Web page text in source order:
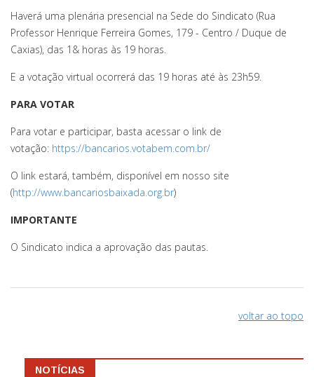
Haverá uma plenária presencial na Sede do Sindicato (Rua
Professor Henrique Ferreira Gomes, 179 - Centro / Duque de
Caxias), das 1& horas às 19 horas.
E a votação virtual ocorrerá das 19 horas até às 23h59.
PARA VOTAR
Para votar e participar, basta acessar o link de
votação: https://bancarios.votabem.com.br/
O link estará, também, disponível em nosso site
(http://www.bancariosbaixada.org.br)
IMPORTANTE
O Sindicato indica a aprovação das pautas.
voltar ao topo
NOTÍCIAS